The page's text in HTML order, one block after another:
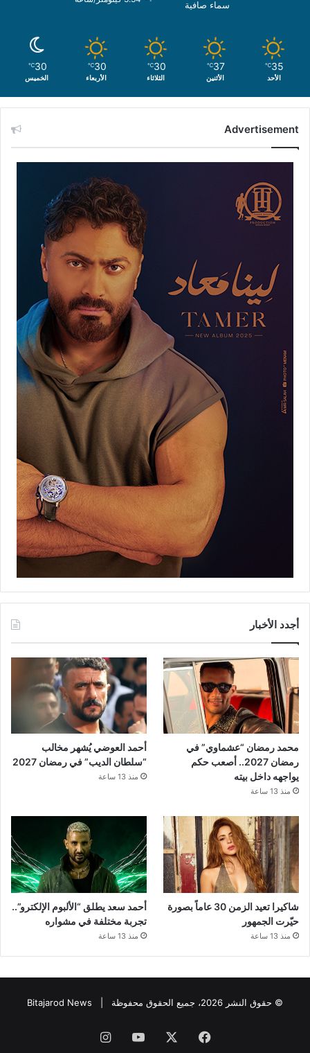
سماء صافية
35
℃
الأحد
37
℃
الأثنين
30
℃
الثلاثاء
30
℃
الأربعاء
30
℃
الخميس
Advertisement
أجدد الأخبار
محمد رمضان “عشماوي” في
رمضان 2027.. أصعب حكم
يواجهه داخل بيته
منذ 13 ساعة
أحمد العوضي يُشهر مخالب
“سلطان الديب” في رمضان 2027
منذ 13 ساعة
شاكيرا تعيد الزمن 30 عاماً بصورة
حيّرت الجمهور
منذ 13 ساعة
أحمد سعد يطلق “الألبوم الإلكترو”..
تجربة مختلفة في مشواره
منذ 13 ساعة
© حقوق النشر 2026، جميع الحقوق محفوظة | Bitajarod News
فيسبوك ‫YouTubeانستقرام